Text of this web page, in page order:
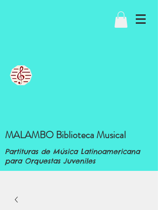
MALAMBO Biblioteca Musical
Partituras de Música Latinoamericana
para Orquestas Juveniles